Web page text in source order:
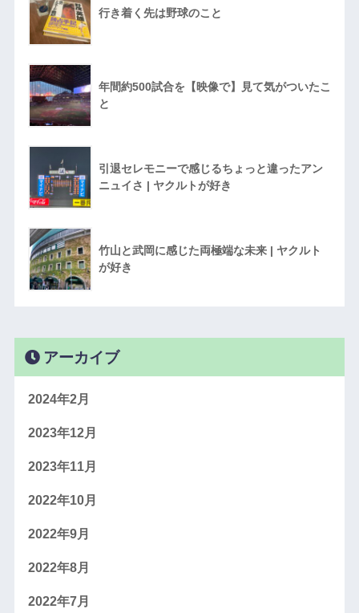
行き着く先は野球のこと
年間約500試合を【映像で】見て気がついたこ
と
引退セレモニーで感じるちょっと違ったアン
ニュイさ | ヤクルトが好き
竹山と武岡に感じた両極端な未来 | ヤクルト
が好き
アーカイブ
2024年2月
2023年12月
2023年11月
2022年10月
2022年9月
2022年8月
2022年7月